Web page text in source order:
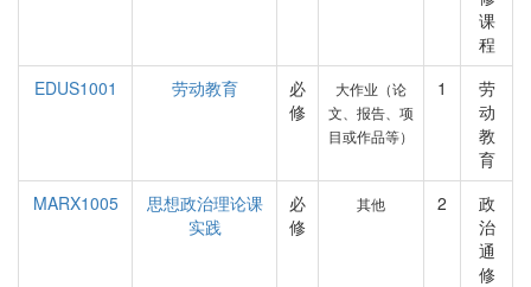
课
程
EDUS1001
劳动教育
必
修
大作业（论
文、报告、项
目或作品等）
1
劳
动
教
育
MARX1005
思想政治理论课
实践
必
修
其他 2
政
治
通
修